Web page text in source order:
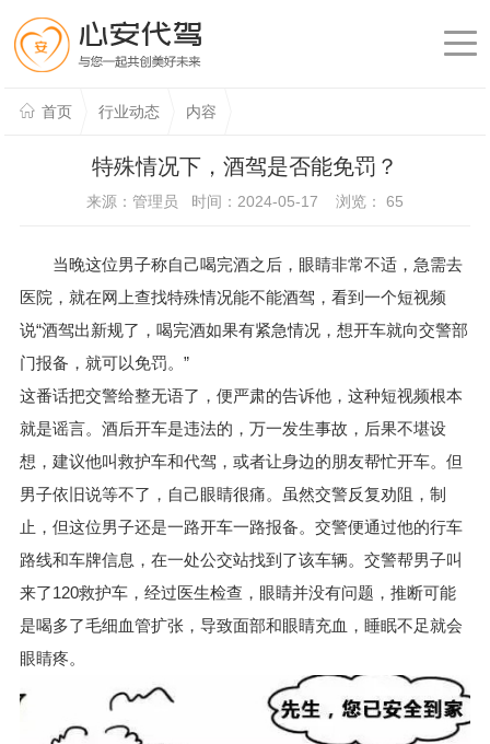
首页 行业动态 内容
特殊情况下，酒驾是否能免罚？
来源：管理员 时间：2024-05-17 浏览： 65
当晚这位男子称自己喝完酒之后，眼睛非常不适，急需去
医院，就在网上查找特殊情况能不能酒驾，看到一个短视频
说“酒驾出新规了，喝完酒如果有紧急情况，想开车就向交警部
门报备，就可以免罚。”
这番话把交警给整无语了，便严肃的告诉他，这种短视频根本
就是谣言。酒后开车是违法的，万一发生事故，后果不堪设
想，建议他叫救护车和代驾，或者让身边的朋友帮忙开车。但
男子依旧说等不了，自己眼睛很痛。虽然交警反复劝阻，制
止，但这位男子还是一路开车一路报备。交警便通过他的行车
路线和车牌信息，在一处公交站找到了该车辆。交警帮男子叫
来了120救护车，经过医生检查，眼睛并没有问题，推断可能
是喝多了毛细血管扩张，导致面部和眼睛充血，睡眠不足就会
眼睛疼。